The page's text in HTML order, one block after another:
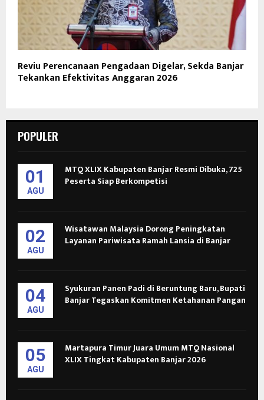
Reviu Perencanaan Pengadaan Digelar, Sekda Banjar
Tekankan Efektivitas Anggaran 2026
POPULER
01
AGU
MTQ XLIX Kabupaten Banjar Resmi Dibuka, 725
Peserta Siap Berkompetisi
02
AGU
Wisatawan Malaysia Dorong Peningkatan
Layanan Pariwisata Ramah Lansia di Banjar
04
AGU
Syukuran Panen Padi di Beruntung Baru, Bupati
Banjar Tegaskan Komitmen Ketahanan Pangan
05
AGU
Martapura Timur Juara Umum MTQ Nasional
XLIX Tingkat Kabupaten Banjar 2026